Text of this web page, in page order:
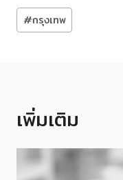
Post
Tags:
#กรุงเทพ
เพิ่มเติม